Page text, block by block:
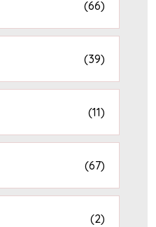
(66)
(39)
(11)
(67)
(2)